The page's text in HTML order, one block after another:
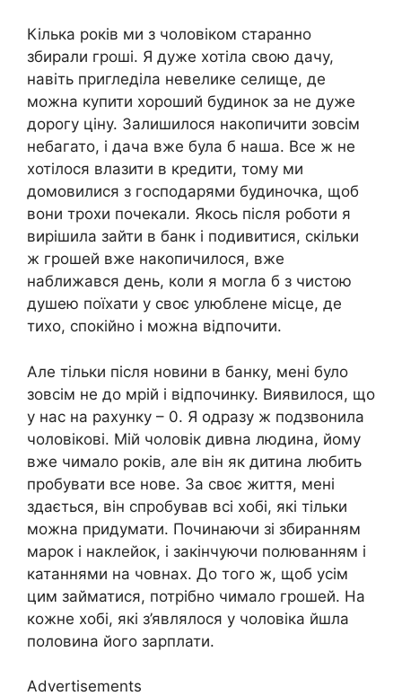
Кілька років ми з чоловіком старанно
збирали гроші. Я дуже хотіла свою дачу,
навіть пригледіла невелике селище, де
можна купити хороший будинок за не дуже
дорогу ціну. Залишилося накопичити зовсім
небагато, і дача вже була б наша. Все ж не
хотілося влазити в кредити, тому ми
домовилися з господарями будиночка, щоб
вони трохи почекали. Якось після роботи я
вирішила зайти в банк і подивитися, скільки
ж грошей вже накопичилося, вже
наближався день, коли я могла б з чистою
душею поїхати у своє улюблене місце, де
тихо, спокійно і можна відпочити.
Але тільки після новини в банку, мені було
зовсім не до мрій і відпочинку. Виявилося, що
у нас на рахунку – 0. Я одразу ж подзвонила
чоловікові. Мій чоловік дивна людина, йому
вже чимало років, але він як дитина любить
пробувати все нове. За своє життя, мені
здається, він спробував всі хобі, які тільки
можна придумати. Починаючи зі збиранням
марок і наклейок, і закінчуючи полюванням і
катаннями на човнах. До того ж, щоб усім
цим займатися, потрібно чимало грошей. На
кожне хобі, які з’являлося у чоловіка йшла
половина його зарплати.
Advertisements